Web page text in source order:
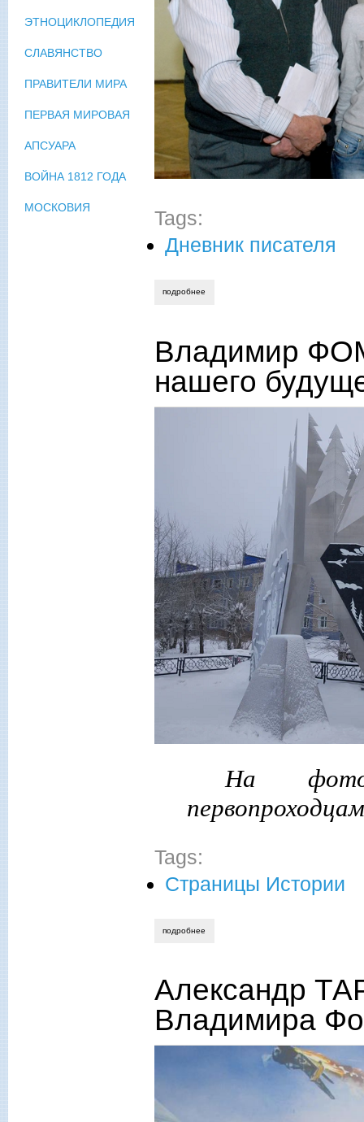
Tags:
Дневник писателя
подробнее
Владимир
нашего
На
первопроходцам
Tags:
Страницы Истории
подробнее
Александр
Владимира
ЭТНОЦИКЛОПЕДИЯ
СЛАВЯНСТВО
ПРАВИТЕЛИ МИРА
ПЕРВАЯ МИРОВАЯ
АПСУАРА
ВОЙНА 1812 ГОДА
МОСКОВИЯ